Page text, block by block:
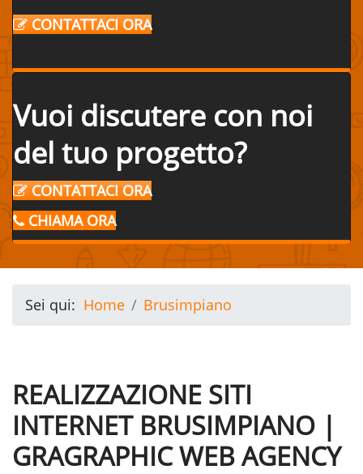
CONTATTACI ORA
Vuoi discutere con noi
del tuo progetto?
CONTATTACI ORA
CHIAMA ORA
Sei qui: Home Brusimpiano
REALIZZAZIONE SITI
INTERNET BRUSIMPIANO |
GRAGRAPHIC WEB AGENCY